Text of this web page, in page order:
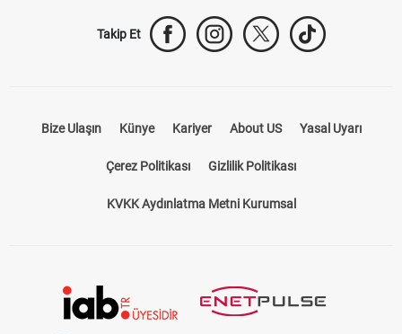
Takip Et
Bize Ulaşın Künye Kariyer About US Yasal Uyarı
Çerez Politikası Gizlilik Politikası
KVKK Aydınlatma Metni Kurumsal